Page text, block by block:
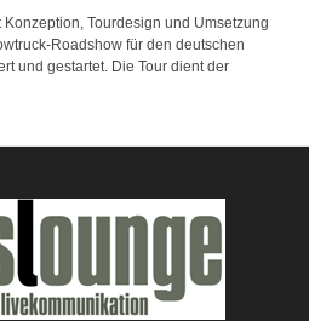
Tourdesign und Umsetzung
Roadshow für den deutschen
und gestartet. Die Tour dient der